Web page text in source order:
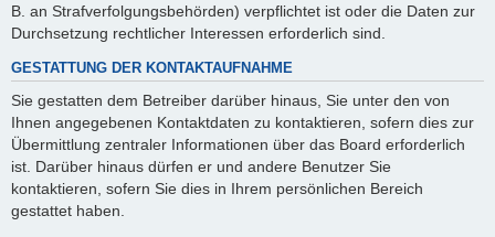
B. an Strafverfolgungsbehörden) verpflichtet ist oder die Daten zur
Durchsetzung rechtlicher Interessen erforderlich sind.
GESTATTUNG DER KONTAKTAUFNAHME
Sie gestatten dem Betreiber darüber hinaus, Sie unter den von
Ihnen angegebenen Kontaktdaten zu kontaktieren, sofern dies zur
Übermittlung zentraler Informationen über das Board erforderlich
ist. Darüber hinaus dürfen er und andere Benutzer Sie
kontaktieren, sofern Sie dies in Ihrem persönlichen Bereich
gestattet haben.